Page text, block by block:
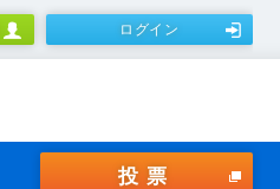
ログイン
投票